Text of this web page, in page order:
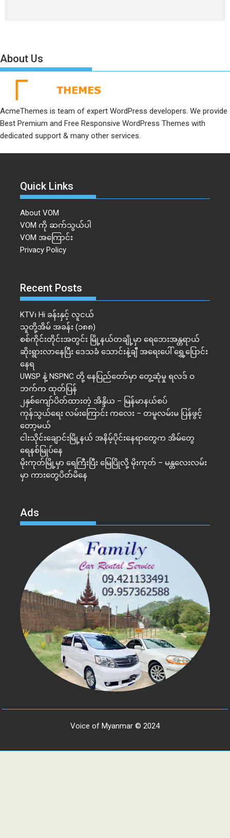
About Us
AcmeThemes is team of expert WordPress developers. We provide
Best Premium and Free Responsive WordPress Themes with
dedicated support & many other services.
Quick Links
About VOM
VOM ကို ဆက်သွယ်ပါ
VOM အကြောင်း
Privacy Policy
Recent Posts
KTV၊ Hi ခန်းနှင့် လူငယ်
သူတို့အိမ် အခန်း (၁၈၈)
စစ်ကိုင်းတိုင်းအတွင်း မြို့နယ်တချို့မှာ ရေဘေးအန္တရာယ်
ဆိုးရွားလာနေပြီး ဒေသခံ သောင်းနဲ့ချီ အရေးပေါ် ရွှေ့ပြောင်း
နေရ
UWSP နဲ့ NSPNC တို့ နေပြည်တော်မှာ တွေ့ဆုံမှု ရလဒ် ဝ
ဘက်က ထုတ်ပြန်
၂နှစ်​ကျော်ပိတ်ထားတဲ့ အိန္ဒိယ – မြန်မာနယ်စပ်
ကုန်သွယ်ရေး လမ်းကြောင်း ကလေး – တမူလမ်းမ ပြန်ဖွင့်
တော့မယ်
ငါးသိုင်းချောင်းမြို့နယ် အနိမ့်ပိုင်းနေရာတွေက အိမ်​တွေ
ရေနစ်မြုပ်နေ
မိုးကုတ်မြို့မှာ ရေကြီးပြီး မြေပြိုလို့ မိုးကုတ် – မန္တလေးလမ်း
မှာ ကားတွေပိတ်မိနေ
Ads
Voice of Myanmar © 2024